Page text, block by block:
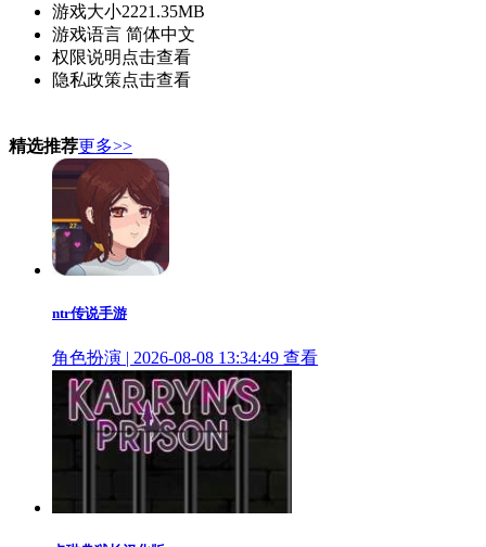
游戏大小2221.35MB
游戏语言 简体中文
权限说明 点击查看
隐私政策点击查看
精选推荐更多>>
ntr传说手游
角色扮演 | 2026-08-08 13:34:49 查看